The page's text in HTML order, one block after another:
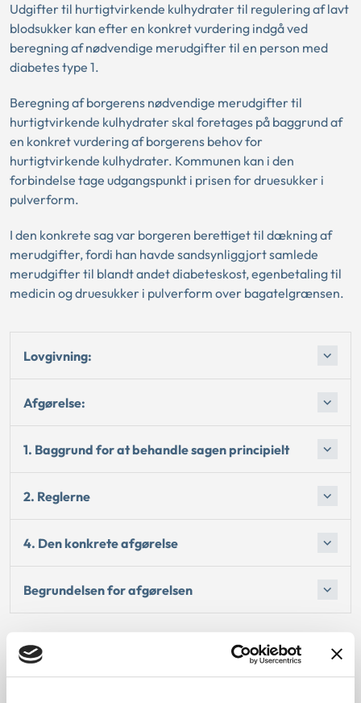
Udgifter til hurtigtvirkende kulhydrater til regulering af lavt
blodsukker kan efter en konkret vurdering indgå ved
beregning af nødvendige merudgifter til en person med
diabetes type 1.
Beregning af borgerens nødvendige merudgifter til
hurtigtvirkende kulhydrater skal foretages på baggrund af
en konkret vurdering af borgerens behov for
hurtigtvirkende kulhydrater. Kommunen kan i den
forbindelse tage udgangspunkt i prisen for druesukker i
pulverform.
I den konkrete sag var borgeren berettiget til dækning af
merudgifter, fordi han havde sandsynliggjort samlede
merudgifter til blandt andet diabeteskost, egenbetaling til
medicin og druesukker i pulverform over bagatelgrænsen.
Lovgivning:
Afgørelse:
1. Baggrund for at behandle sagen principielt
2. Reglerne
4. Den konkrete afgørelse
Begrundelsen for afgørelsen
Dato for underskrift